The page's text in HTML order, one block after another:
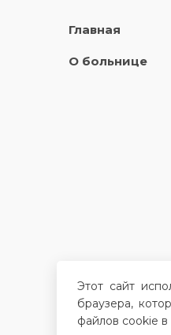
Главная
О больнице
Этот сайт
браузера,
файлов cookie в